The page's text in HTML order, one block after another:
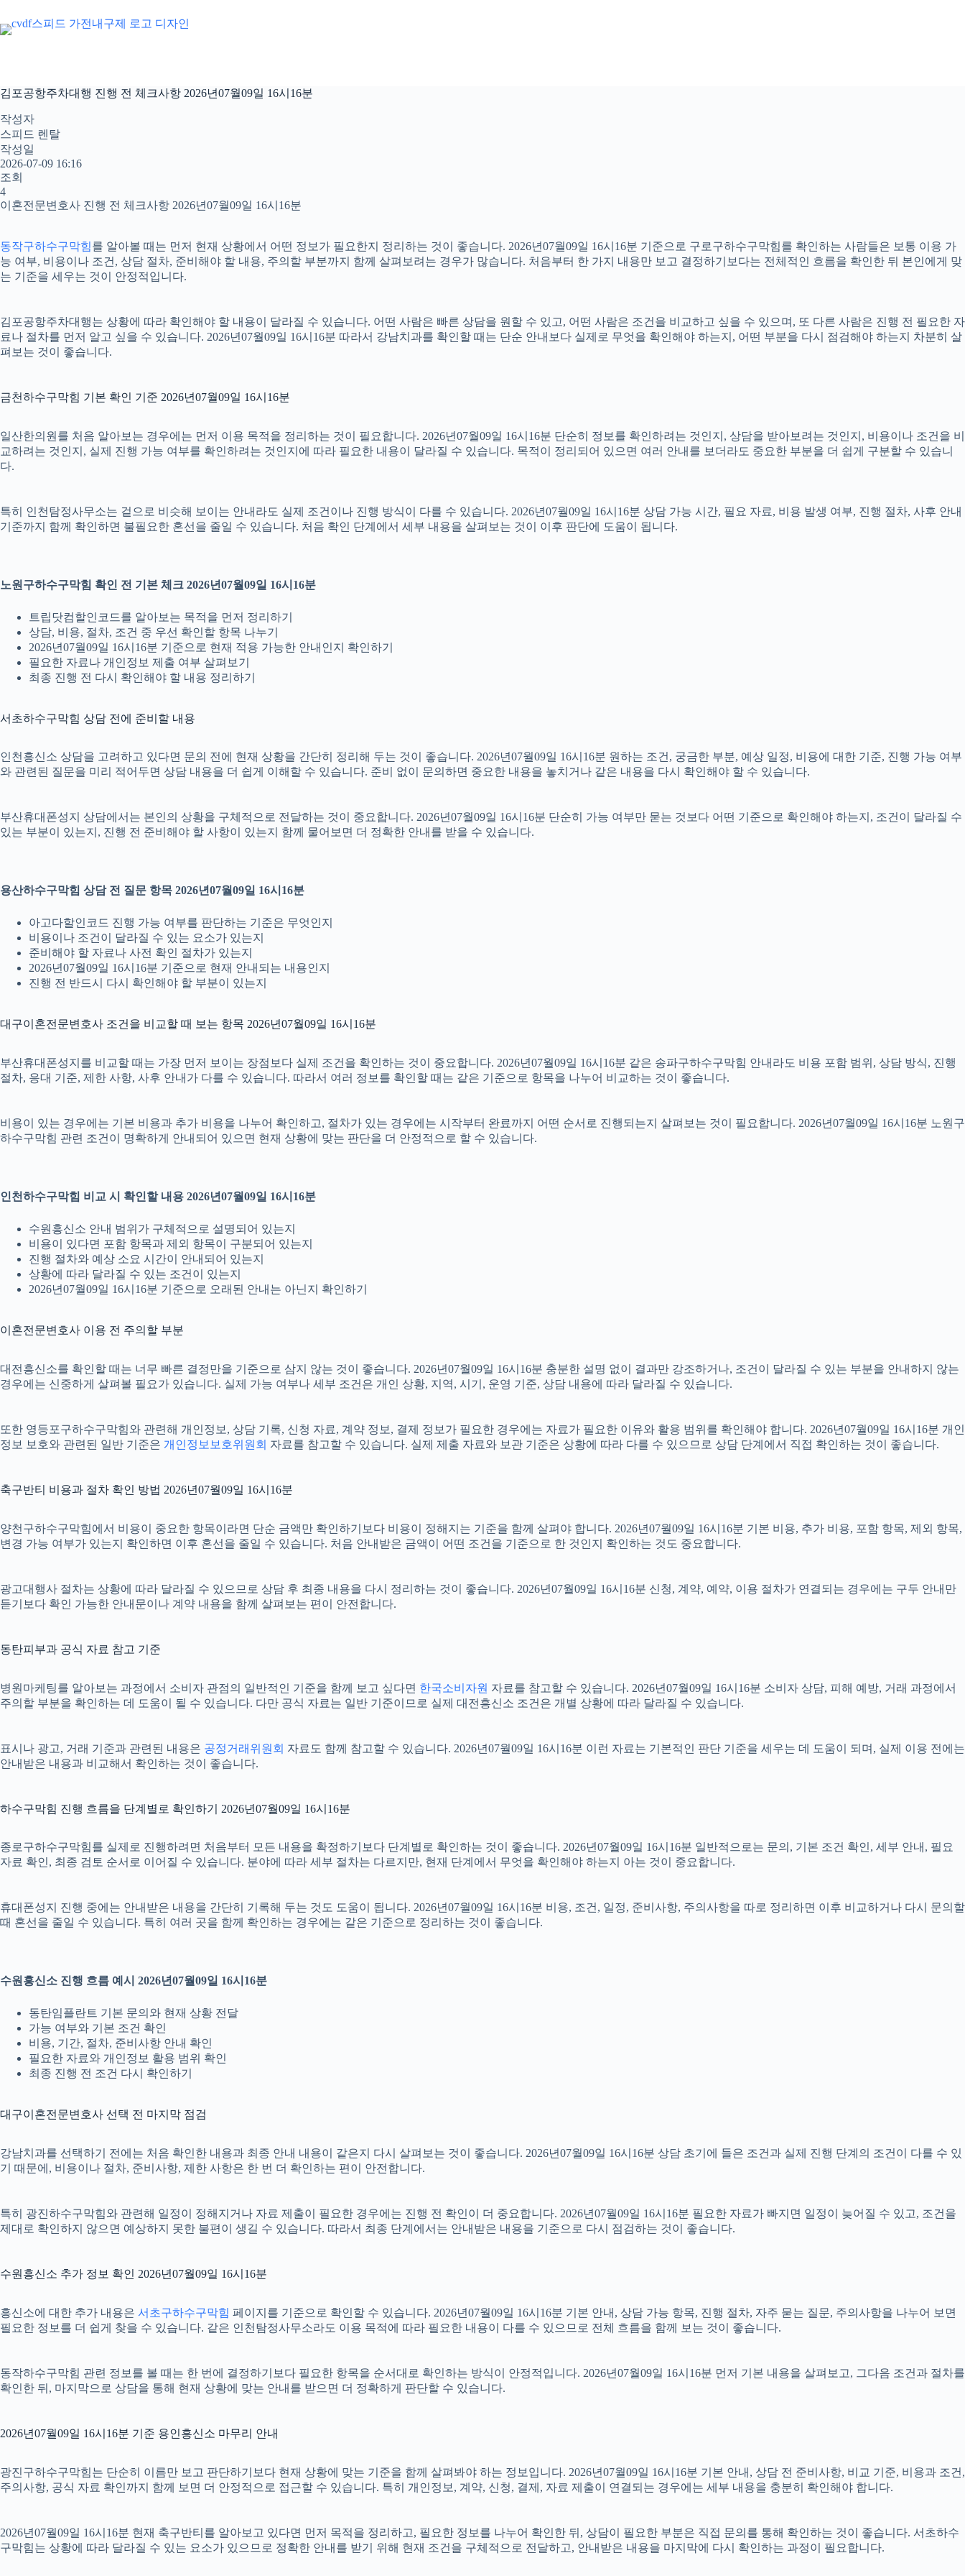
문
으
뛰
기
김포공항주차대행 진행 전 체크사항 2026년07월09일 16시16분
작성자
스피드 렌탈
작성일
2026-07-09 16:16
조회
4
이혼전문변호사 진행 전 체크사항 2026년07월09일 16시16분
동작구하수구막힘를 알아볼 때는 먼저 현재 상황에서 어떤 정보가 필요한지 정리하는 것이 좋습니다. 2026년07월09일 16시16분 기준으로 구로구하수구막힘를 확인하는 사람들은 보통 이용 가
능 여부, 비용이나 조건, 상담 절차, 준비해야 할 내용, 주의할 부분까지 함께 살펴보려는 경우가 많습니다. 처음부터 한 가지 내용만 보고 결정하기보다는 전체적인 흐름을 확인한 뒤 본인에게 맞
는 기준을 세우는 것이 안정적입니다.
김포공항주차대행는 상황에 따라 확인해야 할 내용이 달라질 수 있습니다. 어떤 사람은 빠른 상담을 원할 수 있고, 어떤 사람은 조건을 비교하고 싶을 수 있으며, 또 다른 사람은 진행 전 필요한 자
료나 절차를 먼저 알고 싶을 수 있습니다. 2026년07월09일 16시16분 따라서 강남치과를 확인할 때는 단순 안내보다 실제로 무엇을 확인해야 하는지, 어떤 부분을 다시 점검해야 하는지 차분히 살
펴보는 것이 좋습니다.
금천하수구막힘 기본 확인 기준 2026년07월09일 16시16분
일산한의원를 처음 알아보는 경우에는 먼저 이용 목적을 정리하는 것이 필요합니다. 2026년07월09일 16시16분 단순히 정보를 확인하려는 것인지, 상담을 받아보려는 것인지, 비용이나 조건을 비
교하려는 것인지, 실제 진행 가능 여부를 확인하려는 것인지에 따라 필요한 내용이 달라질 수 있습니다. 목적이 정리되어 있으면 여러 안내를 보더라도 중요한 부분을 더 쉽게 구분할 수 있습니
다.
특히 인천탐정사무소는 겉으로 비슷해 보이는 안내라도 실제 조건이나 진행 방식이 다를 수 있습니다. 2026년07월09일 16시16분 상담 가능 시간, 필요 자료, 비용 발생 여부, 진행 절차, 사후 안내
기준까지 함께 확인하면 불필요한 혼선을 줄일 수 있습니다. 처음 확인 단계에서 세부 내용을 살펴보는 것이 이후 판단에 도움이 됩니다.
노원구하수구막힘 확인 전 기본 체크 2026년07월09일 16시16분
트립닷컴할인코드를 알아보는 목적을 먼저 정리하기
상담, 비용, 절차, 조건 중 우선 확인할 항목 나누기
2026년07월09일 16시16분 기준으로 현재 적용 가능한 안내인지 확인하기
필요한 자료나 개인정보 제출 여부 살펴보기
최종 진행 전 다시 확인해야 할 내용 정리하기
서초하수구막힘 상담 전에 준비할 내용
인천흥신소 상담을 고려하고 있다면 문의 전에 현재 상황을 간단히 정리해 두는 것이 좋습니다. 2026년07월09일 16시16분 원하는 조건, 궁금한 부분, 예상 일정, 비용에 대한 기준, 진행 가능 여부
와 관련된 질문을 미리 적어두면 상담 내용을 더 쉽게 이해할 수 있습니다. 준비 없이 문의하면 중요한 내용을 놓치거나 같은 내용을 다시 확인해야 할 수 있습니다.
부산휴대폰성지 상담에서는 본인의 상황을 구체적으로 전달하는 것이 중요합니다. 2026년07월09일 16시16분 단순히 가능 여부만 묻는 것보다 어떤 기준으로 확인해야 하는지, 조건이 달라질 수
있는 부분이 있는지, 진행 전 준비해야 할 사항이 있는지 함께 물어보면 더 정확한 안내를 받을 수 있습니다.
용산하수구막힘 상담 전 질문 항목 2026년07월09일 16시16분
아고다할인코드 진행 가능 여부를 판단하는 기준은 무엇인지
비용이나 조건이 달라질 수 있는 요소가 있는지
준비해야 할 자료나 사전 확인 절차가 있는지
2026년07월09일 16시16분 기준으로 현재 안내되는 내용인지
진행 전 반드시 다시 확인해야 할 부분이 있는지
대구이혼전문변호사 조건을 비교할 때 보는 항목 2026년07월09일 16시16분
부산휴대폰성지를 비교할 때는 가장 먼저 보이는 장점보다 실제 조건을 확인하는 것이 중요합니다. 2026년07월09일 16시16분 같은 송파구하수구막힘 안내라도 비용 포함 범위, 상담 방식, 진행
절차, 응대 기준, 제한 사항, 사후 안내가 다를 수 있습니다. 따라서 여러 정보를 확인할 때는 같은 기준으로 항목을 나누어 비교하는 것이 좋습니다.
비용이 있는 경우에는 기본 비용과 추가 비용을 나누어 확인하고, 절차가 있는 경우에는 시작부터 완료까지 어떤 순서로 진행되는지 살펴보는 것이 필요합니다. 2026년07월09일 16시16분 노원구
하수구막힘 관련 조건이 명확하게 안내되어 있으면 현재 상황에 맞는 판단을 더 안정적으로 할 수 있습니다.
인천하수구막힘 비교 시 확인할 내용 2026년07월09일 16시16분
수원흥신소 안내 범위가 구체적으로 설명되어 있는지
비용이 있다면 포함 항목과 제외 항목이 구분되어 있는지
진행 절차와 예상 소요 시간이 안내되어 있는지
상황에 따라 달라질 수 있는 조건이 있는지
2026년07월09일 16시16분 기준으로 오래된 안내는 아닌지 확인하기
이혼전문변호사 이용 전 주의할 부분
대전흥신소를 확인할 때는 너무 빠른 결정만을 기준으로 삼지 않는 것이 좋습니다. 2026년07월09일 16시16분 충분한 설명 없이 결과만 강조하거나, 조건이 달라질 수 있는 부분을 안내하지 않는
경우에는 신중하게 살펴볼 필요가 있습니다. 실제 가능 여부나 세부 조건은 개인 상황, 지역, 시기, 운영 기준, 상담 내용에 따라 달라질 수 있습니다.
또한 영등포구하수구막힘와 관련해 개인정보, 상담 기록, 신청 자료, 계약 정보, 결제 정보가 필요한 경우에는 자료가 필요한 이유와 활용 범위를 확인해야 합니다. 2026년07월09일 16시16분 개인
정보 보호와 관련된 일반 기준은 개인정보보호위원회 자료를 참고할 수 있습니다. 실제 제출 자료와 보관 기준은 상황에 따라 다를 수 있으므로 상담 단계에서 직접 확인하는 것이 좋습니다.
축구반티 비용과 절차 확인 방법 2026년07월09일 16시16분
양천구하수구막힘에서 비용이 중요한 항목이라면 단순 금액만 확인하기보다 비용이 정해지는 기준을 함께 살펴야 합니다. 2026년07월09일 16시16분 기본 비용, 추가 비용, 포함 항목, 제외 항목,
변경 가능 여부가 있는지 확인하면 이후 혼선을 줄일 수 있습니다. 처음 안내받은 금액이 어떤 조건을 기준으로 한 것인지 확인하는 것도 중요합니다.
광고대행사 절차는 상황에 따라 달라질 수 있으므로 상담 후 최종 내용을 다시 정리하는 것이 좋습니다. 2026년07월09일 16시16분 신청, 계약, 예약, 이용 절차가 연결되는 경우에는 구두 안내만
듣기보다 확인 가능한 안내문이나 계약 내용을 함께 살펴보는 편이 안전합니다.
동탄피부과 공식 자료 참고 기준
병원마케팅를 알아보는 과정에서 소비자 관점의 일반적인 기준을 함께 보고 싶다면 한국소비자원 자료를 참고할 수 있습니다. 2026년07월09일 16시16분 소비자 상담, 피해 예방, 거래 과정에서
주의할 부분을 확인하는 데 도움이 될 수 있습니다. 다만 공식 자료는 일반 기준이므로 실제 대전흥신소 조건은 개별 상황에 따라 달라질 수 있습니다.
표시나 광고, 거래 기준과 관련된 내용은 공정거래위원회 자료도 함께 참고할 수 있습니다. 2026년07월09일 16시16분 이런 자료는 기본적인 판단 기준을 세우는 데 도움이 되며, 실제 이용 전에는
안내받은 내용과 비교해서 확인하는 것이 좋습니다.
하수구막힘 진행 흐름을 단계별로 확인하기 2026년07월09일 16시16분
종로구하수구막힘를 실제로 진행하려면 처음부터 모든 내용을 확정하기보다 단계별로 확인하는 것이 좋습니다. 2026년07월09일 16시16분 일반적으로는 문의, 기본 조건 확인, 세부 안내, 필요
자료 확인, 최종 검토 순서로 이어질 수 있습니다. 분야에 따라 세부 절차는 다르지만, 현재 단계에서 무엇을 확인해야 하는지 아는 것이 중요합니다.
휴대폰성지 진행 중에는 안내받은 내용을 간단히 기록해 두는 것도 도움이 됩니다. 2026년07월09일 16시16분 비용, 조건, 일정, 준비사항, 주의사항을 따로 정리하면 이후 비교하거나 다시 문의할
때 혼선을 줄일 수 있습니다. 특히 여러 곳을 함께 확인하는 경우에는 같은 기준으로 정리하는 것이 좋습니다.
수원흥신소 진행 흐름 예시 2026년07월09일 16시16분
동탄임플란트 기본 문의와 현재 상황 전달
가능 여부와 기본 조건 확인
비용, 기간, 절차, 준비사항 안내 확인
필요한 자료와 개인정보 활용 범위 확인
최종 진행 전 조건 다시 확인하기
대구이혼전문변호사 선택 전 마지막 점검
강남치과를 선택하기 전에는 처음 확인한 내용과 최종 안내 내용이 같은지 다시 살펴보는 것이 좋습니다. 2026년07월09일 16시16분 상담 초기에 들은 조건과 실제 진행 단계의 조건이 다를 수 있
기 때문에, 비용이나 절차, 준비사항, 제한 사항은 한 번 더 확인하는 편이 안전합니다.
특히 광진하수구막힘와 관련해 일정이 정해지거나 자료 제출이 필요한 경우에는 진행 전 확인이 더 중요합니다. 2026년07월09일 16시16분 필요한 자료가 빠지면 일정이 늦어질 수 있고, 조건을
제대로 확인하지 않으면 예상하지 못한 불편이 생길 수 있습니다. 따라서 최종 단계에서는 안내받은 내용을 기준으로 다시 점검하는 것이 좋습니다.
수원흥신소 추가 정보 확인 2026년07월09일 16시16분
흥신소에 대한 추가 내용은 서초구하수구막힘 페이지를 기준으로 확인할 수 있습니다. 2026년07월09일 16시16분 기본 안내, 상담 가능 항목, 진행 절차, 자주 묻는 질문, 주의사항을 나누어 보면
필요한 정보를 더 쉽게 찾을 수 있습니다. 같은 인천탐정사무소라도 이용 목적에 따라 필요한 내용이 다를 수 있으므로 전체 흐름을 함께 보는 것이 좋습니다.
동작하수구막힘 관련 정보를 볼 때는 한 번에 결정하기보다 필요한 항목을 순서대로 확인하는 방식이 안정적입니다. 2026년07월09일 16시16분 먼저 기본 내용을 살펴보고, 그다음 조건과 절차를
확인한 뒤, 마지막으로 상담을 통해 현재 상황에 맞는 안내를 받으면 더 정확하게 판단할 수 있습니다.
2026년07월09일 16시16분 기준 용인흥신소 마무리 안내
광진구하수구막힘는 단순히 이름만 보고 판단하기보다 현재 상황에 맞는 기준을 함께 살펴봐야 하는 정보입니다. 2026년07월09일 16시16분 기본 안내, 상담 전 준비사항, 비교 기준, 비용과 조건,
주의사항, 공식 자료 확인까지 함께 보면 더 안정적으로 접근할 수 있습니다. 특히 개인정보, 계약, 신청, 결제, 자료 제출이 연결되는 경우에는 세부 내용을 충분히 확인해야 합니다.
2026년07월09일 16시16분 현재 축구반티를 알아보고 있다면 먼저 목적을 정리하고, 필요한 정보를 나누어 확인한 뒤, 상담이 필요한 부분은 직접 문의를 통해 확인하는 것이 좋습니다. 서초하수
구막힘는 상황에 따라 달라질 수 있는 요소가 있으므로 정확한 안내를 받기 위해 현재 조건을 구체적으로 전달하고, 안내받은 내용을 마지막에 다시 확인하는 과정이 필요합니다.